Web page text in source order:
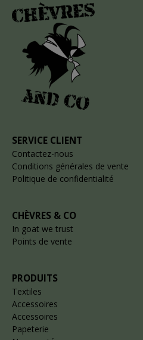
SERVICE CLIENT
Contactez-nous
Conditions générales de vente
Politique de confidentialité
CHÈVRES & CO
In goat we trust
Points de vente
PRODUITS
Textiles
Accessoires
Accessoires
Papeterie